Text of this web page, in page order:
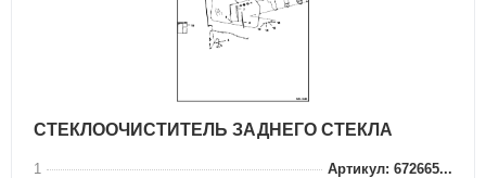
СТЕКЛООЧИСТИТЕЛЬ ЗАДНЕГО СТЕКЛА
1
Артикул: 672665...